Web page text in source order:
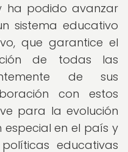
ha podido avanzar
sistema educativo
que garantice el
de todas las
de sus
con estos
para la evolución
en el país y
educativas